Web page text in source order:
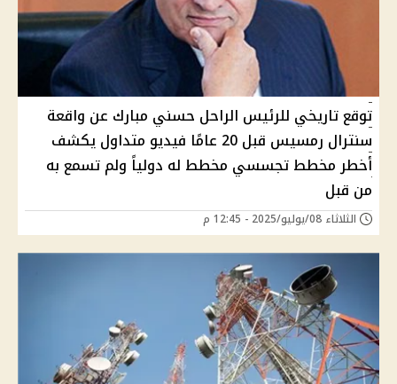
توقع تاريخي للرئيس الراحل حسني مبارك عن واقعة
سنترال رمسيس قبل 20 عامًا فيديو متداول يكشف
أخطر مخطط تجسسي مخطط له دولياً ولم تسمع به
من قبل
الثلاثاء 08/يوليو/2025 - 12:45 م